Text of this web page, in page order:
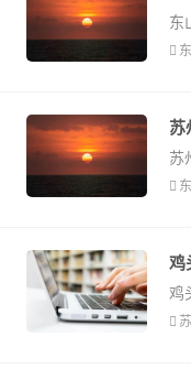
东
苏
苏
鸡
鸡